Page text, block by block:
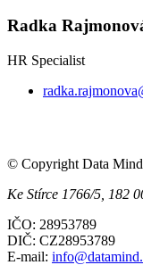
Radka
HR Specialist
© Copyright Data
Ke Stírce 1766/5, 182
IČO: 28953789
DIČ: CZ28953789
E-mail: